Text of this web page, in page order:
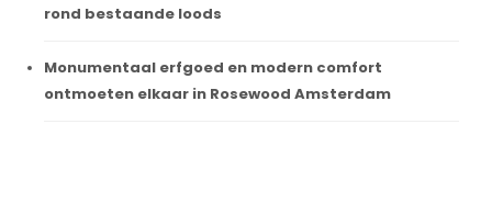
rond bestaande loods
Monumentaal erfgoed en modern comfort
ontmoeten elkaar in Rosewood Amsterdam